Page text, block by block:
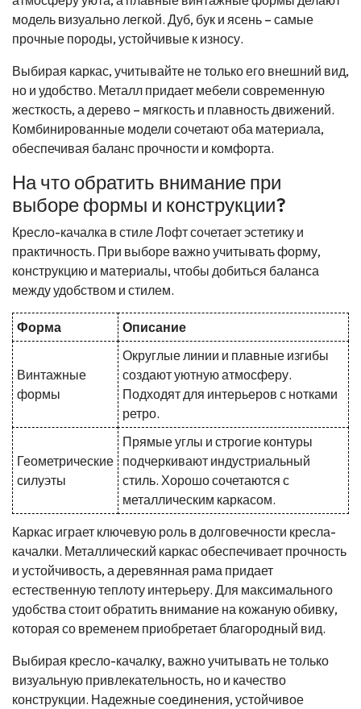
модель визуально легкой. Дуб, бук и ясень – самые
прочные породы, устойчивые к износу.
Выбирая каркас, учитывайте не только его внешний вид,
но и удобство. Металл придает мебели современную
жесткость, а дерево – мягкость и плавность движений.
Комбинированные модели сочетают оба материала,
обеспечивая баланс прочности и комфорта.
На что обратить внимание при
выборе формы и конструкции?
Кресло-качалка в стиле Лофт сочетает эстетику и
практичность. При выборе важно учитывать форму,
конструкцию и материалы, чтобы добиться баланса
между удобством и стилем.
Форма Описание
Винтажные
формы
Округлые линии и плавные изгибы
создают уютную атмосферу.
Подходят для интерьеров с нотками
ретро.
Геометрические
силуэты
Прямые углы и строгие контуры
подчеркивают индустриальный
стиль. Хорошо сочетаются с
металлическим каркасом.
Каркас играет ключевую роль в долговечности кресла-
качалки. Металлический каркас обеспечивает прочность
и устойчивость, а деревянная рама придает
естественную теплоту интерьеру. Для максимального
удобства стоит обратить внимание на кожаную обивку,
которая со временем приобретает благородный вид.
Выбирая кресло-качалку, важно учитывать не только
визуальную привлекательность, но и качество
конструкции. Надежные соединения, устойчивое